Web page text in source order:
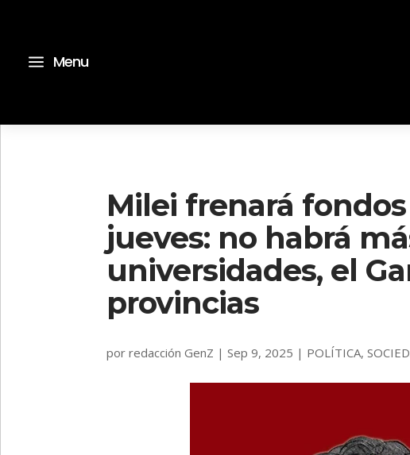
a Menu
Milei frenará
jueves: no habrá
universidades, el
provincias
porredacción GenZ |Sep 9, 2025 | POLÍTICA,